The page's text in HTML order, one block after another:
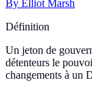
By Elliot Marsh
Définition
Un jeton de
détenteurs le
changements à un